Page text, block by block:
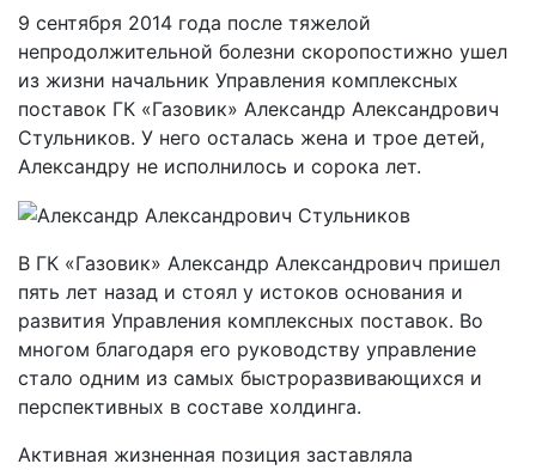
9 сентября 2014 года после тяжелой
непродолжительной болезни скоропостижно ушел
из жизни начальник Управления комплексных
поставок ГК «Газовик» Александр Александрович
Стульников. У него осталась жена и трое детей,
Александру не исполнилось и сорока лет.
В ГК «Газовик» Александр Александрович пришел
пять лет назад и стоял у истоков основания и
развития Управления комплексных поставок. Во
многом благодаря его руководству управление
стало одним из самых быстроразвивающихся и
перспективных в составе холдинга.
Активная жизненная позиция заставляла